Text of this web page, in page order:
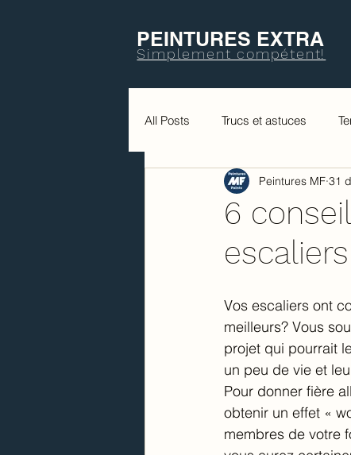
PEINTURES EXTRA
Simplement compétent!
All Posts Trucs et astuces
6
escaliers
Peintures MF 31
Vos escaliers ont
meilleurs? Vous
projet qui pourrait
un peu de vie et
Pour donner fière
obtenir un effet «
membres de votre